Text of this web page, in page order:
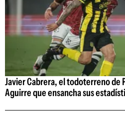
Javier Cabrera, el todoterreno de
Aguirre que ensancha sus